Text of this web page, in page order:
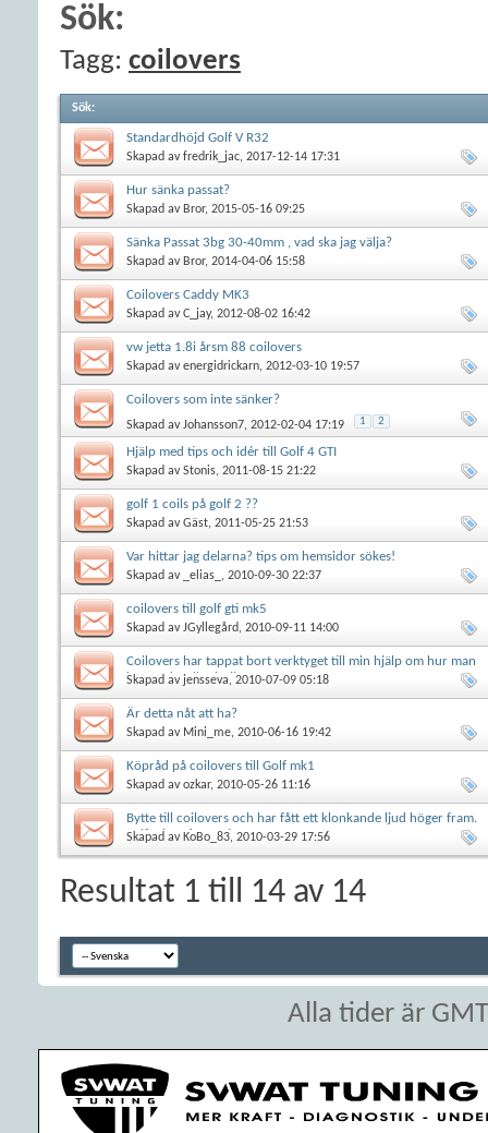
Sök:
Tagg: coilovers
Sök:
Standardhöjd Golf V R32
Skapad avfredrik_jac, 2017-12-14 17:31
Hur sänka passat?
Skapad av Bror, 2015-05-16 09:25
Sänka Passat 3bg 30-40mm , vad ska jag välja?
Skapad av Bror, 2014-04-06 15:58
Coilovers Caddy MK3
Skapad avC_jay, 2012-08-02 16:42
vw jetta 1.8i årsm 88 coilovers
Skapad avenergidrickarn, 2012-03-10 19:57
Coilovers som inte sänker?
Skapad avJohansson7, 2012-02-04 17:19 1 2
Hjälp med tips och idér till Golf 4 GTI
Skapad avStonis, 2011-08-15 21:22
golf 1 coils på golf 2 ??
Skapad avGäst, 2011-05-25 21:53
Var hittar jag delarna? tips om hemsidor sökes!
Skapad av _elias_ , 2010-09-30 22:37
coilovers till golf gti mk5
Skapad avJGyllegård, 2010-09-11 14:00
Coilovers har tappat bort verktyget till min hjälp om hur man
kan sänka eller höjja
Skapad av jensseva, 2010-07-09 05:18
Är detta nåt att ha?
Skapad av Mini_me, 2010-06-16 19:42
Köpråd på coilovers till Golf mk1
Skapad avozkar, 2010-05-26 11:16
Bytte till coilovers och har fått ett klonkande ljud höger fram.
golf mk4 v6 4motion
Skapad av KoBo_83, 2010-03-29 17:56
Resultat 1 till 14 av 14
Alla tider är